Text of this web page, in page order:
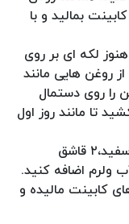
بمالید و با
لکه ای بر روی
روغن هایی مانند
را روی دستمال
تا مانند روز اول
مخلوطی با ترکیب یک پیمانه سرکه سفید،۲ قاشق
و۲ پیمانه آب ولرم اضافه کنید.
کابینت مالیده و